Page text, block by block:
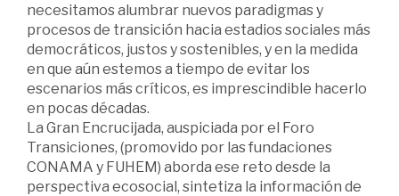
necesitamos alumbrar nuevos paradigmas y
procesos de transición hacia estadios sociales más
democráticos, justos y sostenibles, y en la medida
en que aún estemos a tiempo de evitar los
escenarios más críticos, es imprescindible hacerlo
en pocas décadas.
La Gran Encrucijada, auspiciada por el Foro
Transiciones, (promovido por las fundaciones
CONAMA y FUHEM) aborda ese reto desde la
perspectiva ecosocial, sintetiza la información de